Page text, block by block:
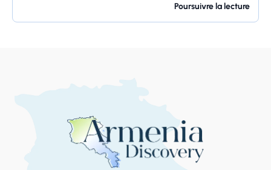
Poursuivre la lecture